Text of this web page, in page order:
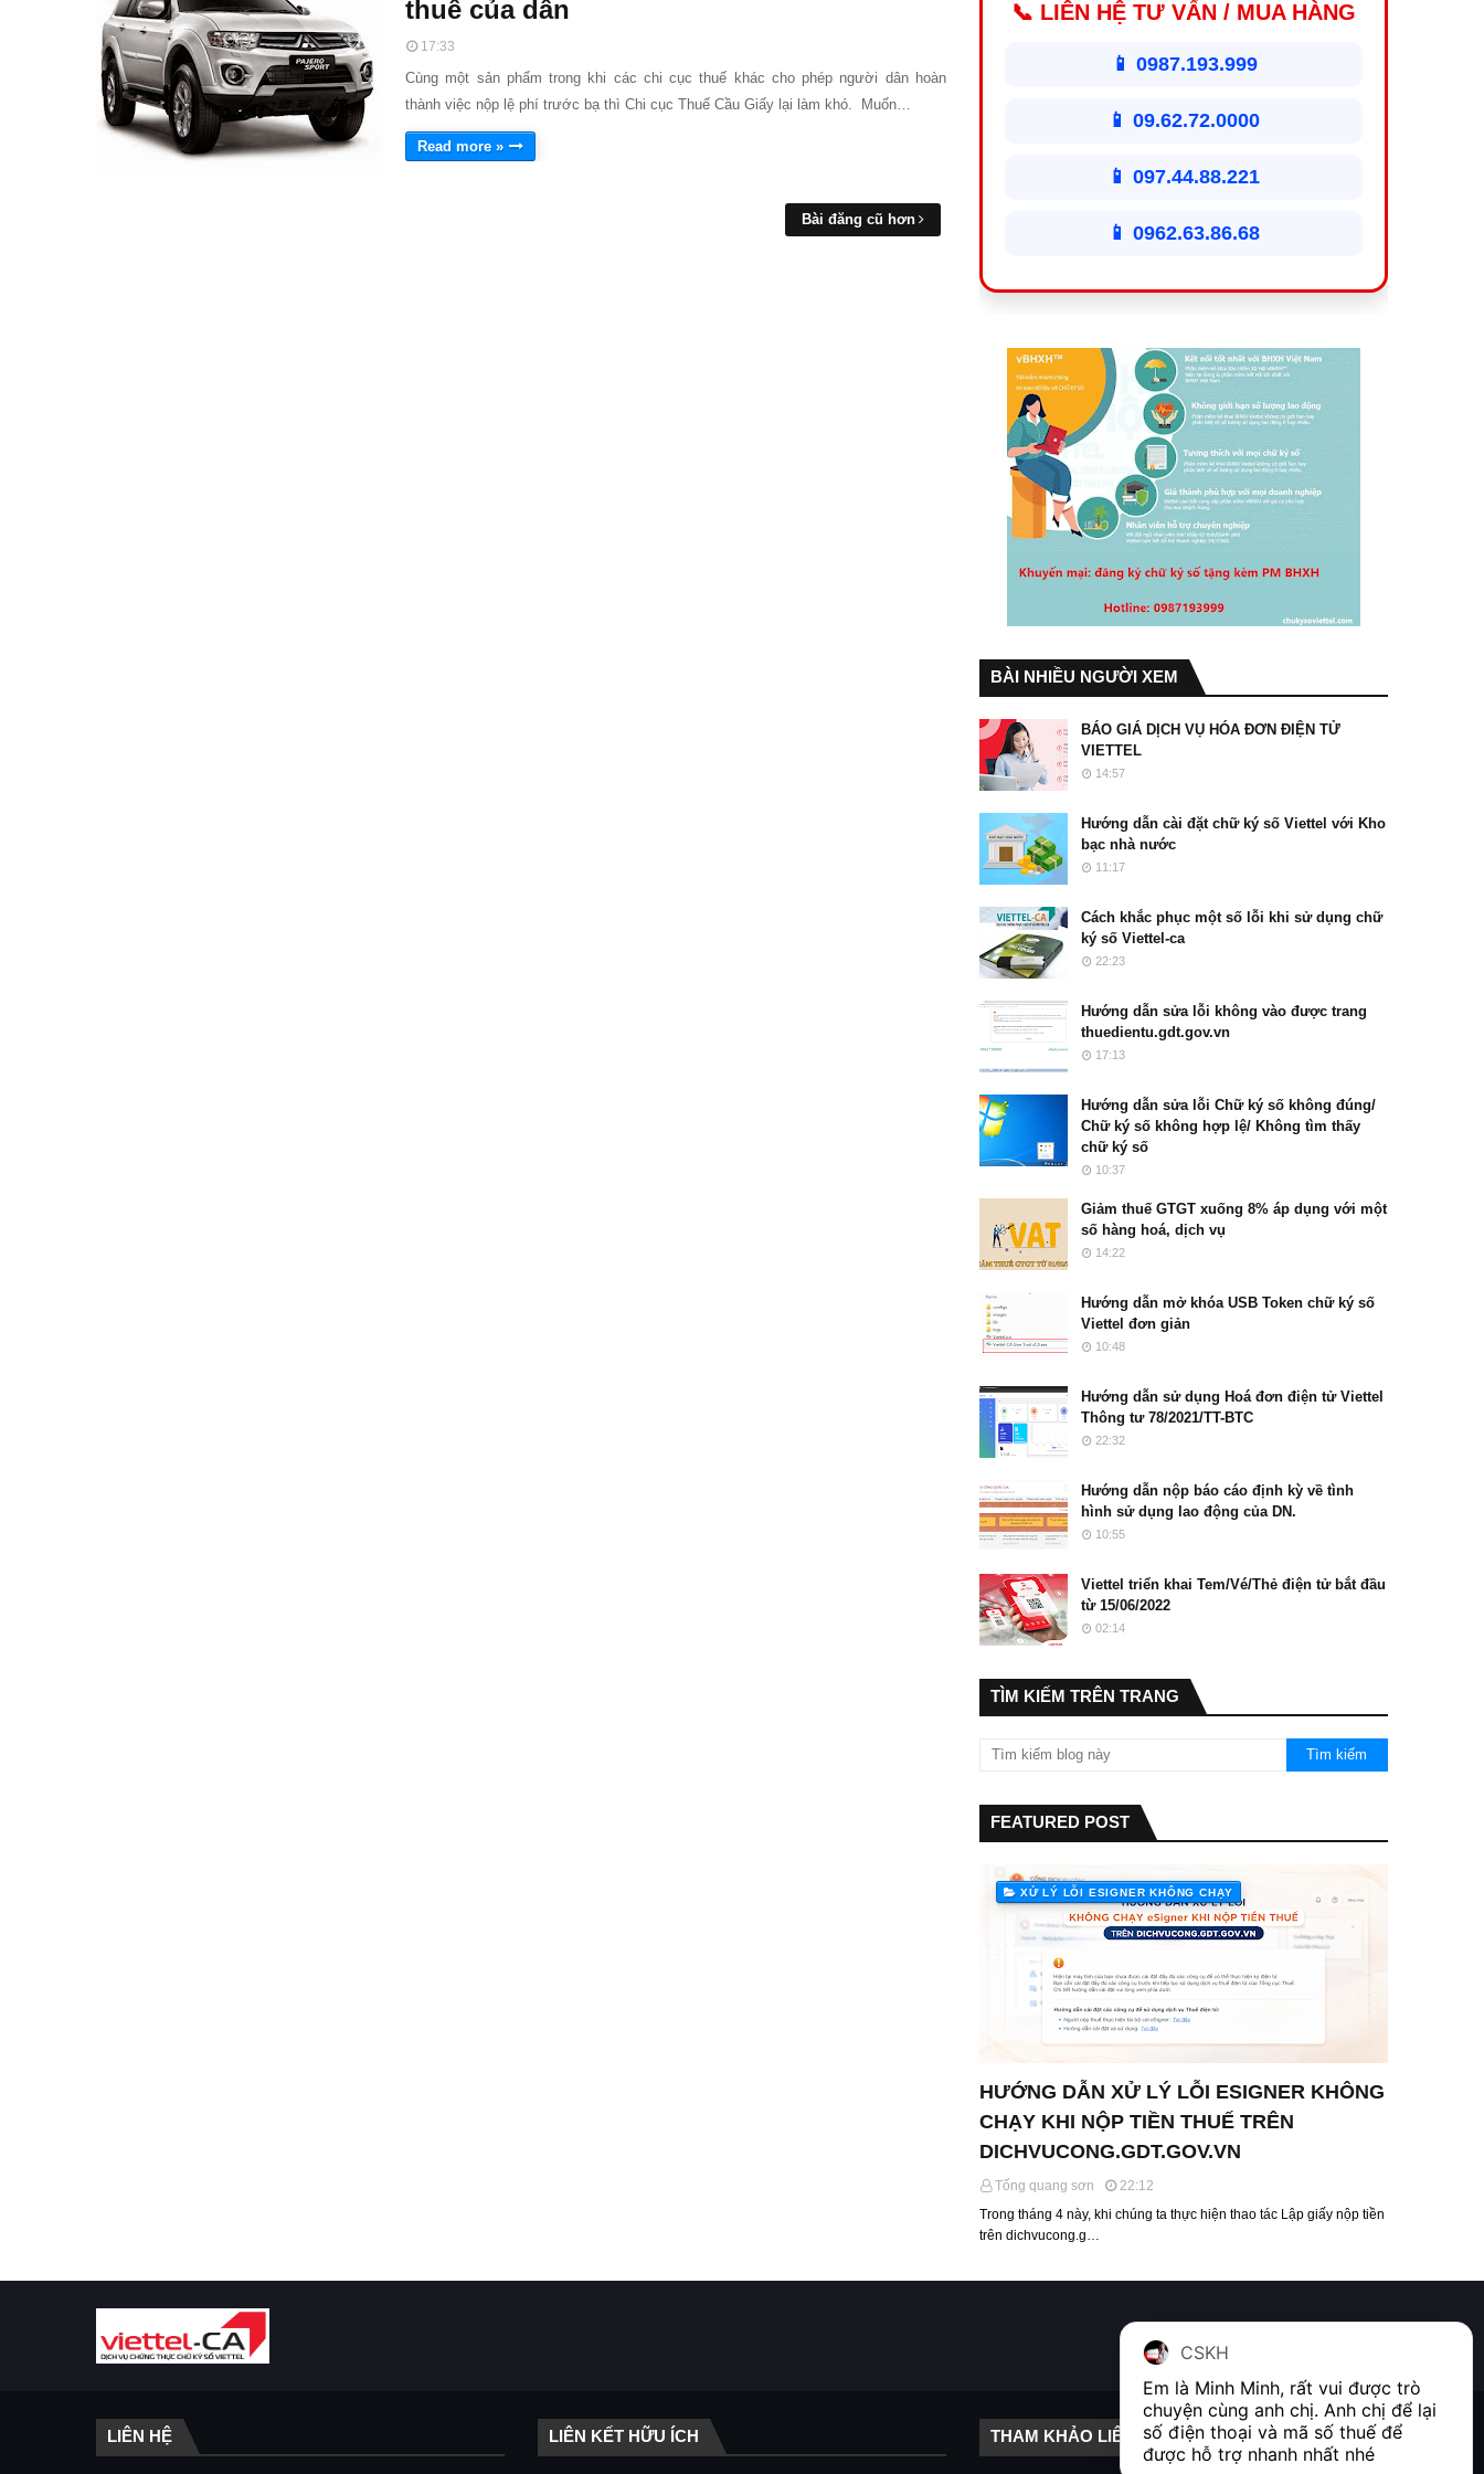
thuế của dân
17:33
Cùng một sản phẩm trong khi các chi cục thuế khác cho phép người dân hoàn
thành việc nộp lệ phí trước bạ thì Chi cục Thuế Cầu Giấy lại làm khó. Muốn…
Read more »
Bài đăng cũ hơn
📞 LIÊN HỆ TƯ VẤN / MUA HÀNG
📱 0987.193.999
📱 09.62.72.0000
📱 097.44.88.221
📱 0962.63.86.68
BÀI NHIỀU NGƯỜI XEM
BÁO GIÁ DỊCH VỤ HÓA ĐƠN ĐIỆN TỬ
VIETTEL
14:57
Hướng dẫn cài đặt chữ ký số Viettel với Kho
bạc nhà nước
11:17
Cách khắc phục một số lỗi khi sử dụng chữ
ký số Viettel-ca
22:23
Hướng dẫn sửa lỗi không vào được trang
thuedientu.gdt.gov.vn
17:13
Hướng dẫn sửa lỗi Chữ ký số không đúng/
Chữ ký số không hợp lệ/ Không tìm thấy
chữ ký số
10:37
Giảm thuế GTGT xuống 8% áp dụng với một
số hàng hoá, dịch vụ
14:22
Hướng dẫn mở khóa USB Token chữ ký số
Viettel đơn giản
10:48
Hướng dẫn sử dụng Hoá đơn điện tử Viettel
Thông tư 78/2021/TT-BTC
22:32
Hướng dẫn nộp báo cáo định kỳ về tình
hình sử dụng lao động của DN.
10:55
Viettel triển khai Tem/Vé/Thẻ điện tử bắt đầu
từ 15/06/2022
02:14
TÌM KIẾM TRÊN TRANG
FEATURED POST
XỬ LÝ LỖI ESIGNER KHÔNG CHẠY
HƯỚNG DẪN XỬ LÝ LỖI ESIGNER KHÔNG
CHẠY KHI NỘP TIỀN THUẾ TRÊN
DICHVUCONG.GDT.GOV.VN
Tống quang sơn
22:12
Trong tháng 4 này, khi chúng ta thực hiện thao tác Lập giấy nộp tiền
trên dichvucong.g…
LIÊN HỆ LIÊN KẾT HỮU ÍCH THAM KHẢO LIÊN KẾT
CSKH
Em là Minh Minh, rất vui được trò
chuyện cùng anh chị. Anh chị để lại
số điện thoại và mã số thuế để
được hỗ trợ nhanh nhất nhé